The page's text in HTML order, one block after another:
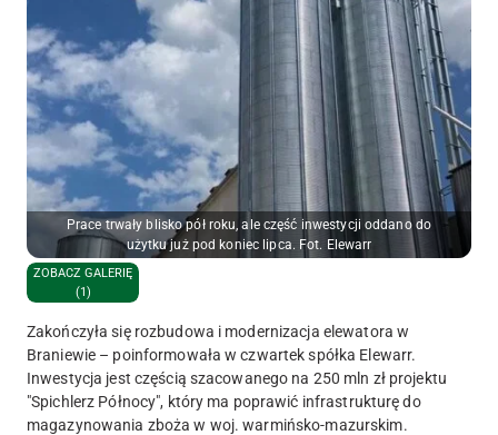
Prace trwały blisko pół roku, ale część inwestycji oddano do
użytku już pod koniec lipca. Fot. Elewarr
ZOBACZ GALERIĘ
(1)
Zakończyła się rozbudowa i modernizacja elewatora w
Braniewie – poinformowała w czwartek spółka Elewarr.
Inwestycja jest częścią szacowanego na 250 mln zł projektu
"Spichlerz Północy", który ma poprawić infrastrukturę do
magazynowania zboża w woj. warmińsko-mazurskim.